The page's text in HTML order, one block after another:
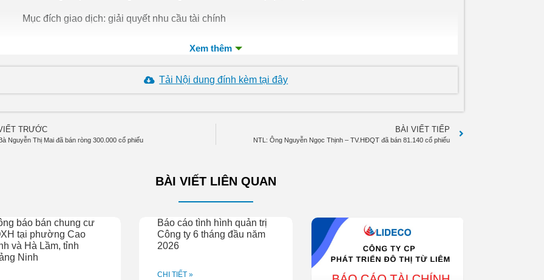
Mục đích giao dịch: giải quyết nhu cầu tài chính
Thời gian dự kiến thực hiện giao dịch: từ ngày 01/07/2009 đến ngày 29/09/2009
thực hiện giao dịch: Đinh Quang Chiến
Mã chứng khoán: NTL
Chức vụ hiện nay tại tổ chức niêm yết: TV.HĐQT
Số lượng cổ phiếu đang nắm giữ: 1.041.710 cp (6,35%)
Số lượng cổ phiếu nắm giữ sau khi giao dịch: 1.122.850 cp (6,85%)
Thời gian dự kiến thực hiện giao dịch: từ ngày 01/07/2009 đến ngày 29/09/2009
Tải Nội dung đính kèm tại đây
TRƯỚC
Nguyễn Thị Mai đã bán ròng 300.000 cổ phiếu
BÀI VIẾT TIẾP
NTL: Ông Nguyễn Ngọc Thịnh – TV.HĐQT đã bán 81.140 cổ phiếu
BÀI VIẾT LIÊN QUAN
báo bán chung cư
tại phường Cao
và Hà Lầm, tỉnh
Ninh
Báo cáo tình hình quản trị
Công ty 6 tháng đầu năm
2026
CHI TIẾT »